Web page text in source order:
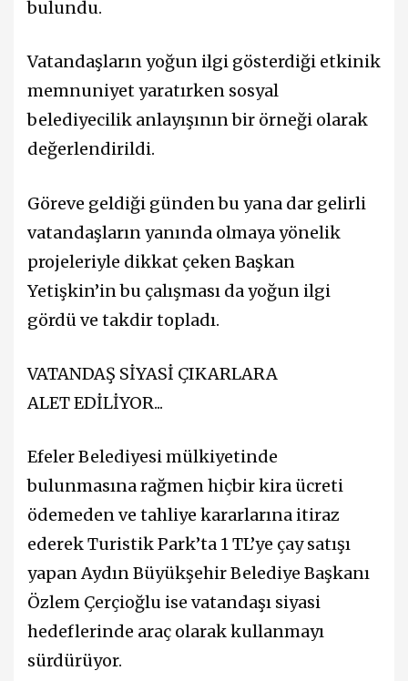
bulundu.
Vatandaşların yoğun ilgi gösterdiği etkinik
memnuniyet yaratırken sosyal
belediyecilik anlayışının bir örneği olarak
değerlendirildi.
Göreve geldiği günden bu yana dar gelirli
vatandaşların yanında olmaya yönelik
projeleriyle dikkat çeken Başkan
Yetişkin’in bu çalışması da yoğun ilgi
gördü ve takdir topladı.
VATANDAŞ SİYASİ ÇIKARLARA
ALET EDİLİYOR...
Efeler Belediyesi mülkiyetinde
bulunmasına rağmen hiçbir kira ücreti
ödemeden ve tahliye kararlarına itiraz
ederek Turistik Park’ta 1 TL’ye çay satışı
yapan Aydın Büyükşehir Belediye Başkanı
Özlem Çerçioğlu ise vatandaşı siyasi
hedeflerinde araç olarak kullanmayı
sürdürüyor.